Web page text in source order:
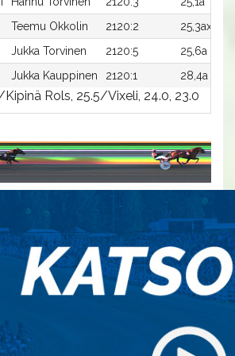
Teemu Okkolin 2120:2 25,3ax
Jukka Torvinen 2120:5 25,6a
Jukka Kauppinen 2120:1 28,4a
Rols, 25.5/Vixeli, 24.0, 23.0